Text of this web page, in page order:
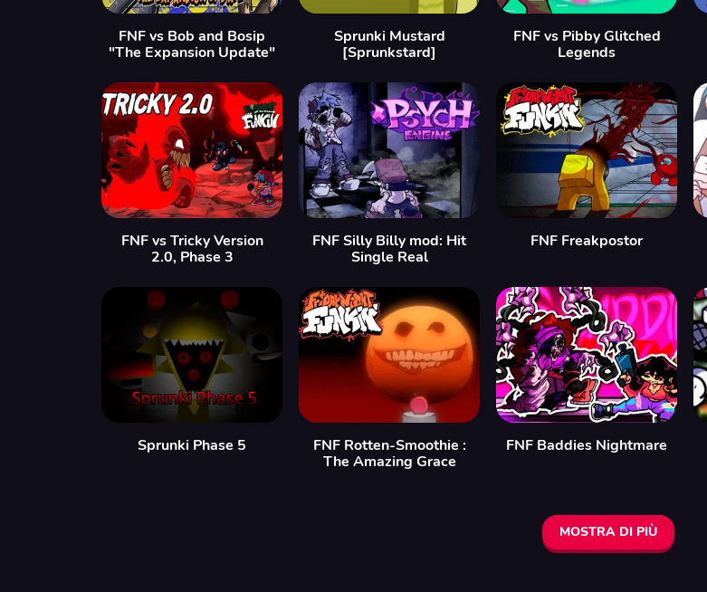
FNF vs Bob and Bosip
"The Expansion Update"
Sprunki Mustard
[Sprunkstard]
FNF vs Pibby Glitched
Legends
FNF vs Tricky Version
2.0, Phase 3
FNF Silly Billy mod: Hit
Single Real
FNF Freakpostor
Sprunki Phase 5
FNF Rotten-Smoothie :
The Amazing Grace
FNF Baddies Nightmare
MOSTRA DI PIÙ